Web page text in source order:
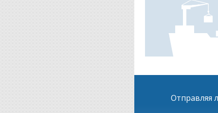
Отправляя